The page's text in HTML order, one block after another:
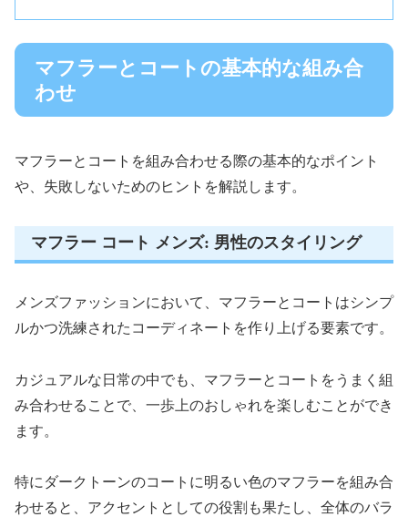
マフラーとコートの基本的な組み合
わせ
マフラーとコートを組み合わせる際の基本的なポイント
や、失敗しないためのヒントを解説します。
マフラー コート メンズ: 男性のスタイリング
メンズファッションにおいて、マフラーとコートはシンプ
ルかつ洗練されたコーディネートを作り上げる要素です。
カジュアルな日常の中でも、マフラーとコートをうまく組
み合わせることで、一歩上のおしゃれを楽しむことができ
ます。
特にダークトーンのコートに明るい色のマフラーを組み合
わせると、アクセントとしての役割も果たし、全体のバラ